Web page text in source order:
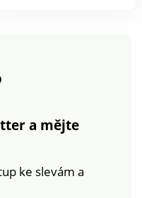
42 x 12 cm.
všechny typy
Vhodný
pro praní v pračce
a mějte
ke slevám a